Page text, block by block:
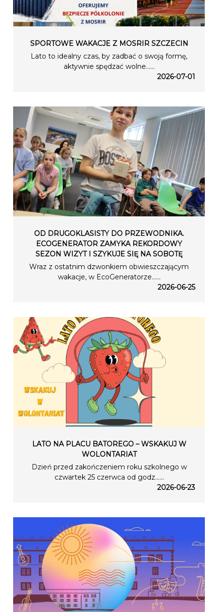
SPORTOWE WAKACJE Z MOSRIR SZCZECIN
Lato to idealny czas, by zadbać o swoją formę,
aktywnie spędzać wolne…...
2026-07-01
OD DRUGOKLASISTY DO PRZEWODNIKA.
ECOGENERATOR ZAMYKA REKORDOWY
SEZON WIZYT I SZYKUJE SIĘ NA SOBOTĘ
Wraz z ostatnim dzwonkiem obwieszczającym
wakacje, w EcoGeneratorze…...
2026-06-25
LATO NA PLACU BATOREGO – WSKAKUJ W
WOLONTARIAT
Dzień przed zakończeniem roku szkolnego w
czwartek 25 czerwca od godz…...
2026-06-23